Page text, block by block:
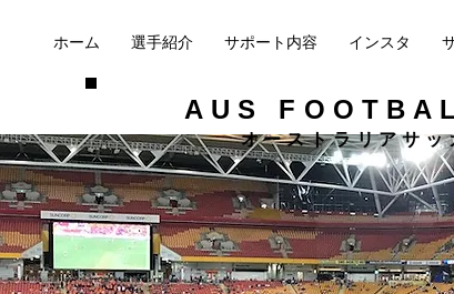
ホーム 選手紹介 サポート内容 インスタ
AUS
オーストラリアサ